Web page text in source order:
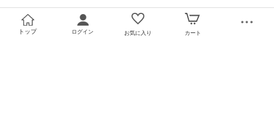
トップ ログイン お気に入り カート